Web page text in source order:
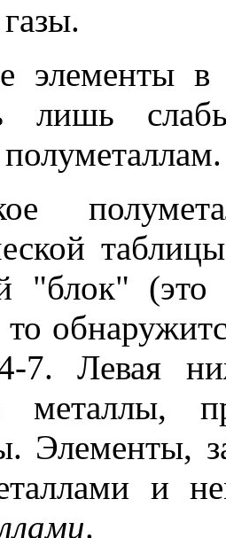
элементы
лишь
"блок"
7. Левая
металлы,
Элементы,
и
.